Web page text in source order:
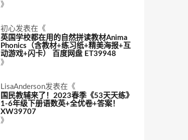
》
初心发表在《
英国学校都在用的自然拼读教材Anima
Phonics（含教材+练习纸+精美海报+互
动游戏+闪卡） 百度网盘 ET39948
》
LisaAnderson发表在《
国民教辅来了！2023春季《53天天练》
1-6年级下册语数英+全优卷+答案！
XW39707
》